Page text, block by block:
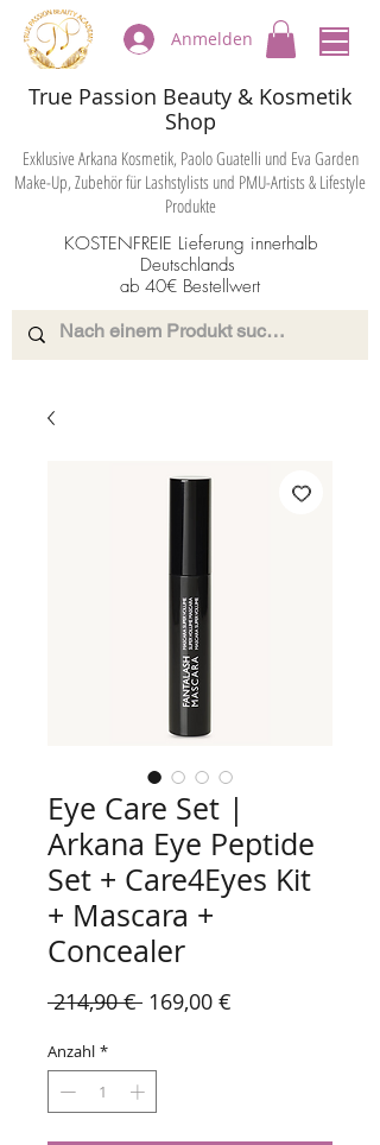
Anmelden
True Passion Beauty & Kosmetik
Shop
Exklusive Arkana Kosmetik, Paolo Guatelli und Eva Garden
Make-Up, Zubehör für Lashstylists und PMU-Artists & Lifestyle
Produkte
KOSTENFREIE Lieferung innerhalb
Deutschlands
ab 40€ Bestellwert
Eye Care Set |
Arkana Eye Peptide
Set + Care4Eyes Kit
+ Mascara +
Concealer
214,90 € Standardpreis
169,00 €
Anzahl *